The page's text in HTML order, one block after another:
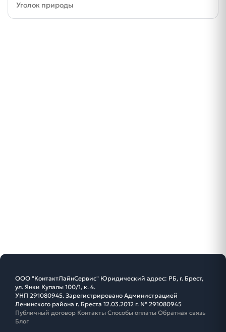
Уголок природы
ООО "КонтактЛайнСервис" Юридический адрес: РБ, г. Брест,
ул. Янки Купалы 100/1, к. 4.
УНП 291080945. Зарегистрировано Администрацией
Ленинского района г. Бреста 12.03.2012 г. № 291080945
Публичный договор Контакты Способы оплаты Обратная связь
Блог